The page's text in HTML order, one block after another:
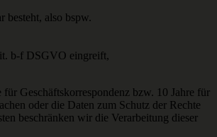
besteht, also bspw.
b-f DSGVO eingreift,
Geschäftskorrespondenz bzw. 10 Jahre für
oder die Daten zum Schutz der Rechte
beschränken wir die Verarbeitung dieser